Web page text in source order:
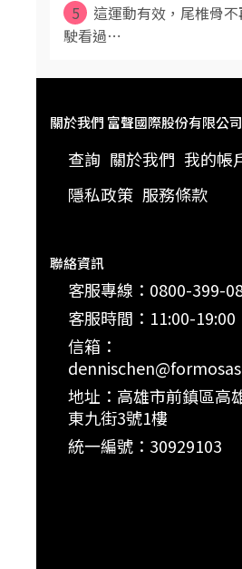
5
這運動有效，尾椎骨
駛看過⋯
關於我們 富聲國際股份有限公司
查詢 關於我們 我的帳
隱私政策 服務條款
聯絡資訊
客服專線：0800-399-
客服時間：11:00-19:00
信箱：
地址：高雄市前鎮區高
東九街3號1樓
統一編號：30929103